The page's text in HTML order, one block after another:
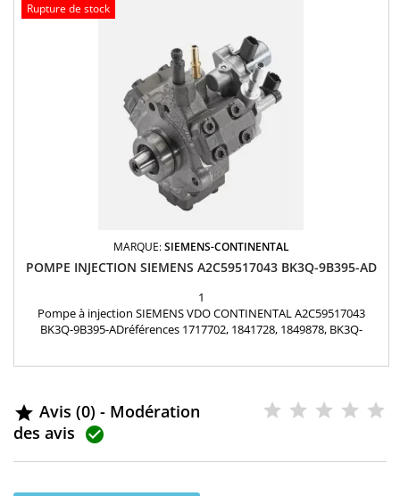
Rupture de stock
MARQUE:SIEMENS-CONTINENTAL
POMPE INJECTION SIEMENS A2C59517043 BK3Q-9B395-AD
1
Pompe à injection SIEMENS VDO CONTINENTAL A2C59517043
BK3Q-9B395-ADréférences 1717702, 1841728, 1849878, BK3Q-
 Avis (0) - Modération
des avis 